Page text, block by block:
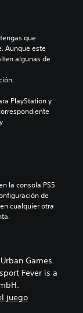
que
Aunque este
algunas de
PlayStation y
la consola PS5
de
cualquier otra
Games.
Fever is a
juego